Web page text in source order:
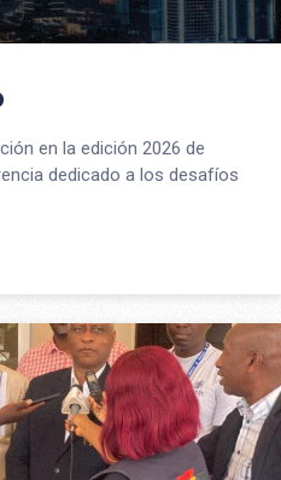
en la edición 2026 de
dedicado a los desafíos